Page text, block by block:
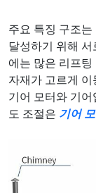
주요 특징 구조
달성하기 위해
에는 많은 리프
자재가 고르게
기어 모터와 기
도 조절은 기어